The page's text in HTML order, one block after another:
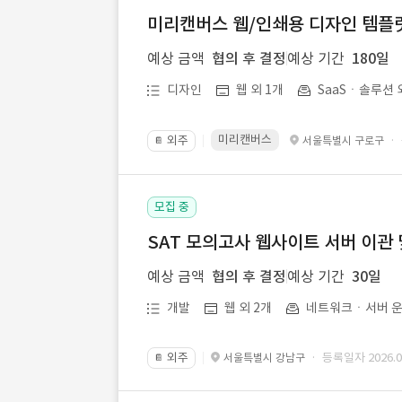
미리캔버스 웹/인쇄용 디자인 템
예상 금액 협의 후 결정 예상 기간 180일
디자인 웹 외 1개 SaaSㆍ솔루션
📔 외주 미리캔버스 서울특별시 구로구 ·
모집 중
SAT 모의고사 웹사이트 서버 이관
예상 금액 협의 후 결정 예상 기간 30일
개발 웹 외 2개 네트워크ㆍ서버
📔 외주 서울특별시 강남구 · 등록일자